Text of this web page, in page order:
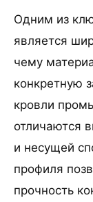
Одним из
является
чему
конкретную
кровли
отличаются
и несущей
профиля
прочность